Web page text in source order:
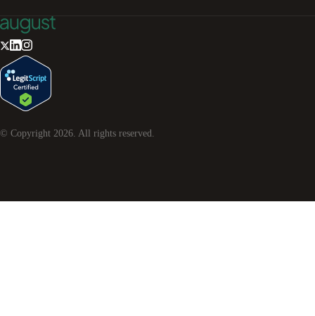
© Copyright 2026 . All rights reserved.